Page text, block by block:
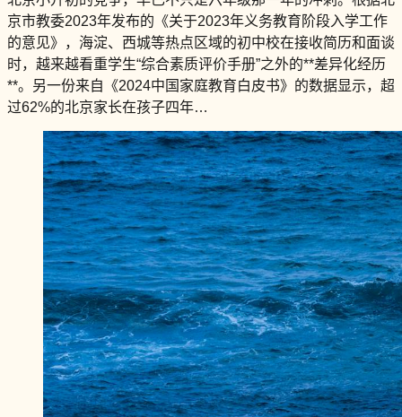
京市教委2023年发布的《关于2023年义务教育阶段入学工作
的意见》，海淀、西城等热点区域的初中校在接收简历和面谈
时，越来越看重学生“综合素质评价手册”之外的**差异化经历
**。另一份来自《2024中国家庭教育白皮书》的数据显示，超
过62%的北京家长在孩子四年…